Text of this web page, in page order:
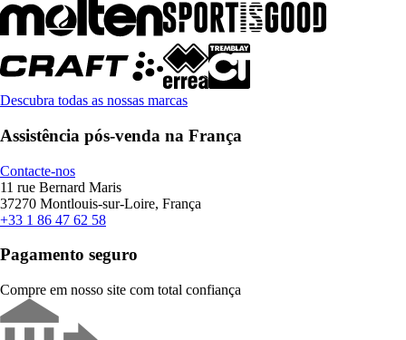
Descubra todas as nossas marcas
Assistência pós-venda na França
Contacte-nos
11 rue Bernard Maris
37270 Montlouis-sur-Loire, França
+33 1 86 47 62 58
Pagamento seguro
Compre em nosso site com total confiança